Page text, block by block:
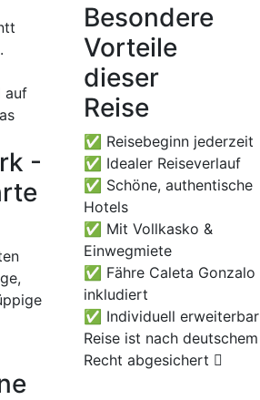
auf
-
Besondere
Vorteile
dieser
Reise
✅ Reisebeginn jederzeit
✅ Idealer Reiseverlauf
✅ Schöne, authentische
Hotels
✅ Mit Vollkasko &
Einwegmiete
✅ Fähre Caleta Gonzalo
inkludiert
✅ Individuell erweiterbar
Reise ist nach deutschem
Recht abgesichert